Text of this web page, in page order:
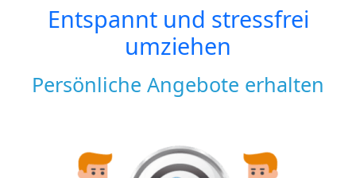
Entspannt und stressfrei
umziehen
Persönliche Angebote erhalten